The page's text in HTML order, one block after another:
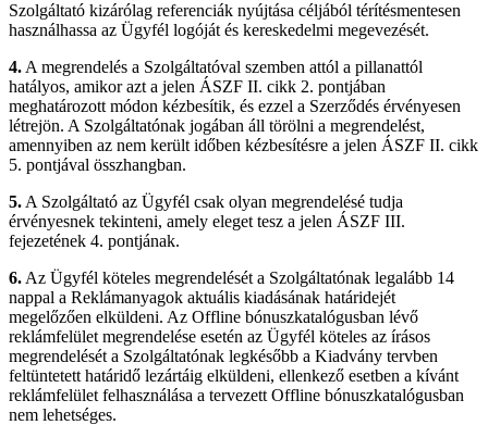
Szolgáltató kizárólag referenciák nyújtása céljából térítésmentesen
használhassa az Ügyfél logóját és kereskedelmi megevezését.
4. A megrendelés a Szolgáltatóval szemben attól a pillanattól
hatályos, amikor azt a jelen ÁSZF II. cikk 2. pontjában
meghatározott módon kézbesítik, és ezzel a Szerződés érvényesen
létrejön. A Szolgáltatónak jogában áll törölni a megrendelést,
amennyiben az nem került időben kézbesítésre a jelen ÁSZF II. cikk
5. pontjával összhangban.
5. A Szolgáltató az Ügyfél csak olyan megrendelésé tudja
érvényesnek tekinteni, amely eleget tesz a jelen ÁSZF III.
fejezetének 4. pontjának.
6. Az Ügyfél köteles megrendelését a Szolgáltatónak legalább 14
nappal a Reklámanyagok aktuális kiadásának határidejét
megelőzően elküldeni. Az Offline bónuszkatalógusban lévő
reklámfelület megrendelése esetén az Ügyfél köteles az írásos
megrendelését a Szolgáltatónak legkésőbb a Kiadvány tervben
feltüntetett határidő lezártáig elküldeni, ellenkező esetben a kívánt
reklámfelület felhasználása a tervezett Offline bónuszkatalógusban
nem lehetséges.